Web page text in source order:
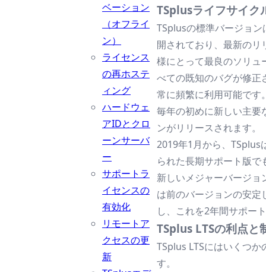
ベーション
（オフライ
ン）
ライセンス
の再ホステ
ィング
ハードウェ
アIDとクロ
ーンサーバ
ー
サポートラ
イセンスの
有効化
リモートア
クセスの更
新
TSplusライフサイク
TSplusの標準バージョ
開されており、最新のリ
様にとって最良のソリュ
べての既知のバグが修正
常に頻繁に利用可能です
毎年の初めに新しい主要
ンがリリースされます。
2019年1月から、TSplus
られた長期サポート版で
新しいメジャーバージョ
は前のバージョンの安定
し、これを2年間サポー
TSplus LTSの利点と
TSplus LTSにはいくつか
す。